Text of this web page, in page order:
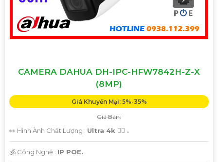
CAMERA DAHUA DH-IPC-HFW7842H-Z-X
(8MP)
Giá Khuyến Mại: 5%-35%
Giá Bán:
👀 Hình Ành Chất Lượng : Ultra 4k 👍🏾 .
🕉️ Công Nghệ : IP POE.